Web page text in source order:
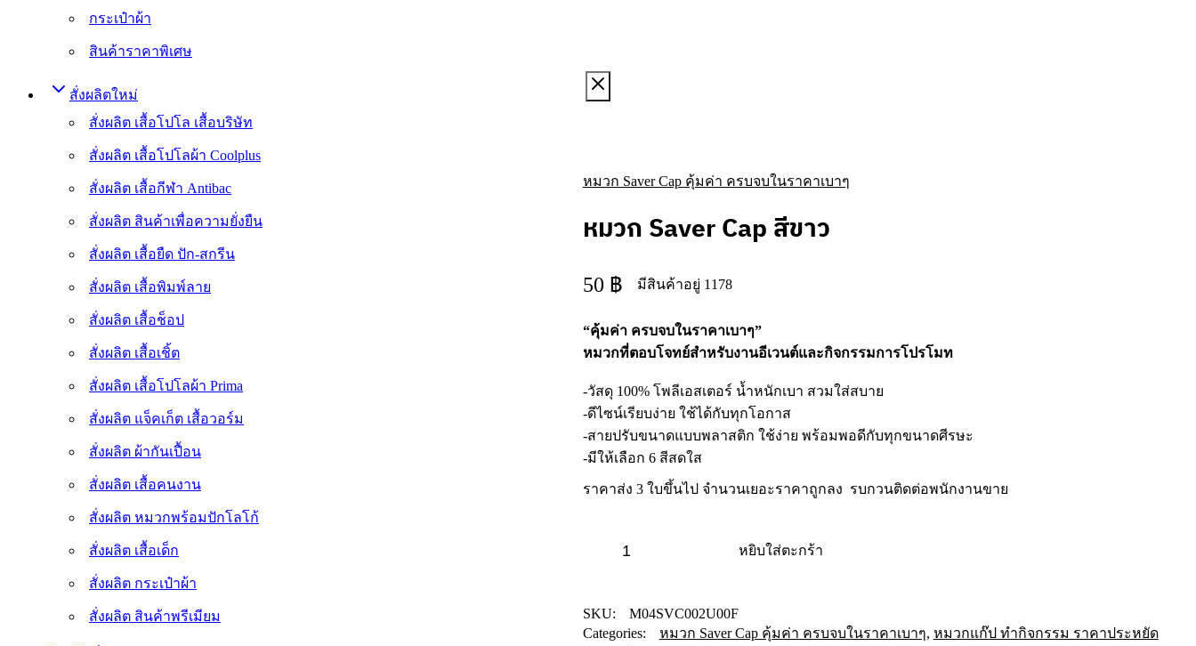
กระเป๋าผ้า
สินค้าราคาพิเศษ
สั่งผลิตใหม่
สั่งผลิต เสื้อโปโล เสื้อบริษัท
สั่งผลิต เสื้อโปโลผ้า Coolplus
สั่งผลิต เสื้อกีฬา Antibac
สั่งผลิต สินค้าเพื่อความยั่งยืน
สั่งผลิต เสื้อยืด ปัก-สกรีน
สั่งผลิต เสื้อพิมพ์ลาย
สั่งผลิต เสื้อช็อป
สั่งผลิต เสื้อเชิ้ต
สั่งผลิต เสื้อโปโลผ้า Prima
สั่งผลิต แจ็คเก็ต เสื้อวอร์ม
สั่งผลิต ผ้ากันเปื้อน
สั่งผลิต เสื้อคนงาน
สั่งผลิต หมวกพร้อมปักโลโก้
สั่งผลิต เสื้อเด็ก
สั่งผลิต กระเป๋าผ้า
สั่งผลิต สินค้าพรีเมียม
หมวก Saver Cap คุ้มค่า ครบจบในราคาเบาๆ
หมวก Saver Cap สีขาว
50 ฿ มีสินค้าอยู่ 1178
“คุ้มค่า ครบจบในราคาเบาๆ”
หมวกที่ตอบโจทย์สำหรับงานอีเวนต์และกิจกรรมการโปรโมท
-วัสดุ 100% โพลีเอสเตอร์ น้ำหนักเบา สวมใส่สบาย
-ดีไซน์เรียบง่าย ใช้ได้กับทุกโอกาส
-สายปรับขนาดแบบพลาสติก ใช้ง่าย พร้อมพอดีกับทุกขนาดศีรษะ
-มีให้เลือก 6 สีสดใส
ราคาส่ง 3 ใบขึ้นไป จำนวนเยอะราคาถูกลง รบกวนติดต่อพนักงานขาย
ขาว
quantity
หยิบใส่ตะกร้า
SKU:
M04SVC002U00F
Categories:
หมวก Saver Cap คุ้มค่า ครบจบในราคาเบาๆ, หมวกแก๊ป ทำกิจกรรม ราคาประหยัด